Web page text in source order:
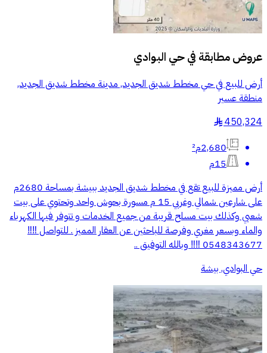
عروض مطابقة فيحي البوادي
أرض للبيع في حي مخطط شديق الجديد, مدينة مخطط شديق الجديد,
منطقة عسير
450,324
§
2,680م²
15م
أرض مميزة للبيع تقع في مخطط شديق الجديد ببيشة بمساحة 2680م
على شارعين شمالي وغربي 15 م مسورة بحوش واحد وتحتوي على بيت
شعبي وكذلك بيت مسلح قريبة من جميع الخدمات و تتوفر فيها الكهرباء
والماء وبسعر مغري وفرصة للباحثين عن العقار المميز . للتواصل ‼️‼️
0548343677 ‼️‼️ وبالله التوفيق ..
حي البوادي, بيشة